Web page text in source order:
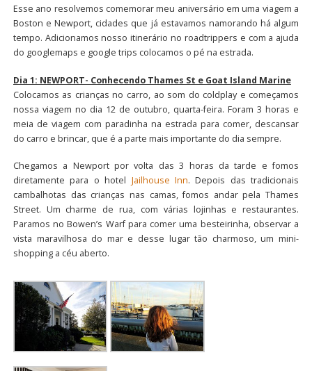
Esse ano resolvemos comemorar meu aniversário em uma viagem a
Boston e Newport, cidades que já estavamos namorando há algum
tempo. Adicionamos nosso itinerário no roadtrippers e com a ajuda
do googlemaps e google trips colocamos o pé na estrada.
Dia 1: NEWPORT- Conhecendo Thames St e Goat Island Marine
Colocamos as crianças no carro, ao som do coldplay e começamos
nossa viagem no dia 12 de outubro, quarta-feira. Foram 3 horas e
meia de viagem com paradinha na estrada para comer, descansar
do carro e brincar, que é a parte mais importante do dia sempre.
Chegamos a Newport por volta das 3 horas da tarde e fomos
diretamente para o hotel Jailhouse Inn. Depois das tradicionais
cambalhotas das crianças nas camas, fomos andar pela Thames
Street. Um charme de rua, com várias lojinhas e restaurantes.
Paramos no Bowen’s Warf para comer uma besteirinha, observar a
vista maravilhosa do mar e desse lugar tão charmoso, um mini-
shopping a céu aberto.